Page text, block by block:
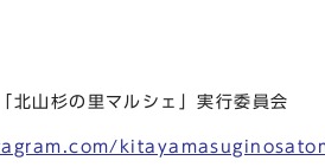
北山杉の里マルシェ」実行委員会